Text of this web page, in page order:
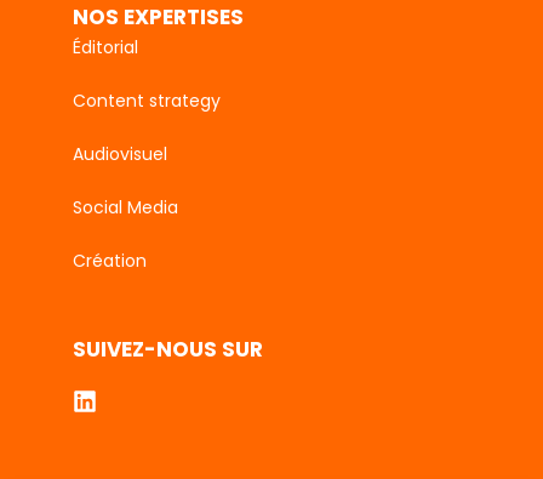
NOS EXPERTISES
Éditorial
Content strategy
Audiovisuel
Social Media
Création
SUIVEZ-NOUS SUR